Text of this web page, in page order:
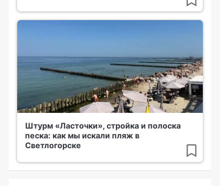
Штурм «Ласточки», стройка и полоска
песка: как мы искали пляж в
Светлогорске